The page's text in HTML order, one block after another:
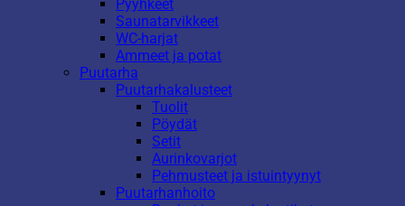
Pyyhkeet
Saunatarvikkeet
WC-harjat
Ammeet ja potat
Puutarha
Puutarhakalusteet
Tuolit
Pöydät
Setit
Aurinkovarjot
Pehmusteet ja istuintyynyt
Puutarhanhoito